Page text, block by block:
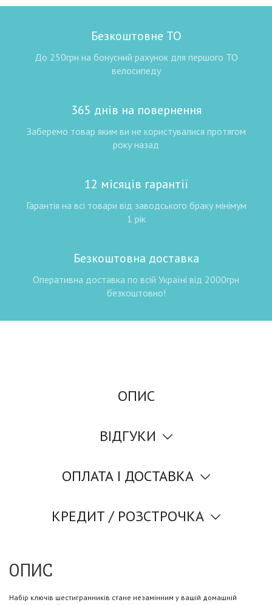
Безкоштовне ТО
До 250грн на бонусний рахунок для першого ТО
велосипеду
365 днів на повернення
Заберемо товар яким ви не користувалися протягом
року назад
12 місяців гарантії
Гарантія на всі товари від заводського браку мінімум
1 рік
Безкоштовна доставка
Оперативна доставка по всій Україні від 2000грн
безкоштовно!
ОПИС
ВІДГУКИ
ОПЛАТА І ДОСТАВКА
КРЕДИТ / РОЗСТРОЧКА
ОПИС
Набір ключів шестигранників стане незамінним у вашій домашній